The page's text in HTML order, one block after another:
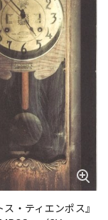
・ティエンポス』